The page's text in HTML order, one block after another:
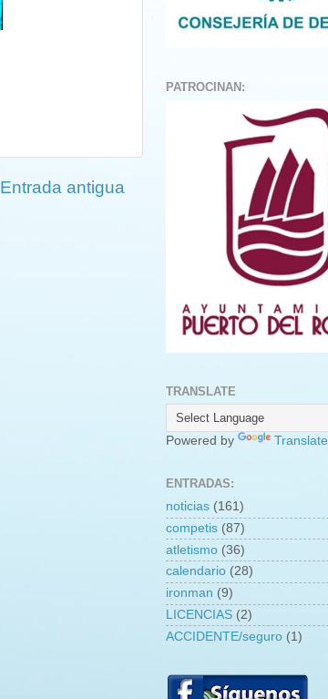
Entrada antigua
PATROCINAN:
TRANSLATE
Powered by Translate
ENTRADAS:
noticias (161)
competis (87)
atletismo (36)
calendario (28)
ironman (9)
LICENCIAS (2)
ACCIDENTE/seguro (1)